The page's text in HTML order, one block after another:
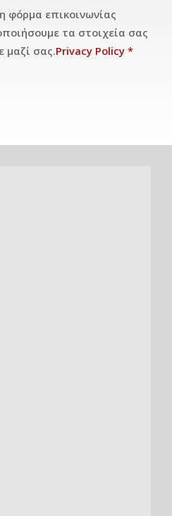
φόρμα επικοινωνίας
τα στοιχεία σας
μαζί σας.Privacy Policy *